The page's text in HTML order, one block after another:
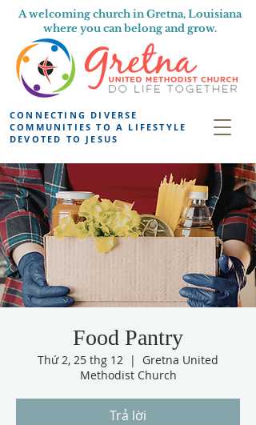
A welcoming church in Gretna, Louisiana
where you can belong and grow.
CONNECTING DIVERSE
COMMUNITIES TO A LIFESTYLE
DEVOTED TO JESUS
Food Pantry
Thứ 2, 25 thg 12
  |
Gretna United
Methodist Church
Trả lời